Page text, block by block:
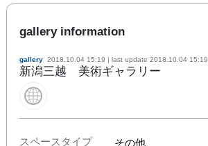
gallery information
gallery 2018.10.04 15:19 | last update 2018.10.04 15:19
新潟三越 美術ギャラリー
スペースタイプ その他